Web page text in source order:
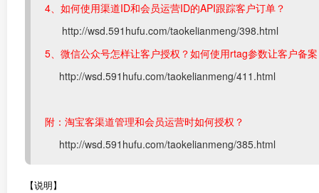
4、如何使用渠道ID和会员运营ID的API跟踪客户订单？
http://wsd.591hufu.com/taokelianmeng/398.html
5、微信公众号怎样让客户授权？如何使用rtag参数让客户备
http://wsd.591hufu.com/taokelianmeng/411.html
附：淘宝客渠道管理和会员运营时如何授权？
http://wsd.591hufu.com/taokelianmeng/385.html
【说明】